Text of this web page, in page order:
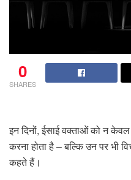
0
SHARES
इन दिनों, ईसाई वक्ताओं को न
करना होता है – बल्कि उन पर भी
कहते हैं।